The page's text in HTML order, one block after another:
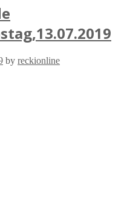
by reckionline